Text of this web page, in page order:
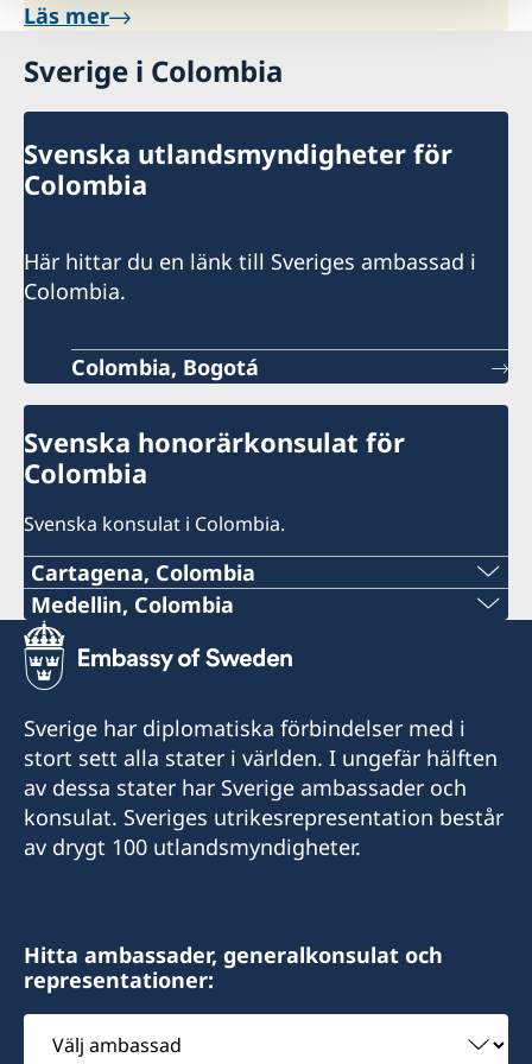
Läs mer
Sverige i Colombia
Svenska utlandsmyndigheter för
Colombia
Här hittar du en länk till Sveriges ambassad i
Colombia.
Colombia, Bogotá
Svenska honorärkonsulat för
Colombia
Svenska konsulat i Colombia.
Cartagena, Colombia
Telefon:
+57 605 650 2232
consuladosueciacartagena@gmail.com
Besöksadress: Sociedad Portuaria de Cartagena
S.A., Barrio Manga, Terminal Maritimo,
Öppettider: måndag-fredag 09:00-11:00 genom
tidsbokning via e-post
Konsul:
Medellin, Colombia
Telefon:
+57 604 322 0520
E-post:
consulsueciamed@gmail.com
Besöksadress: Consulado de Suecia, Carrera
Öppettider: måndag, onsdag och torsdag
09.00-12.00, samt
tisdag och fredag genom tidsbokning
Sverige har diplomatiska förbindelser med i
stort sett alla stater i världen. I ungefär hälften
av dessa stater har Sverige ambassader och
konsulat. Sveriges utrikesrepresentation består
av drygt 100 utlandsmyndigheter.
Hitta ambassader, generalkonsulat och
representationer:
Välj
ambassad